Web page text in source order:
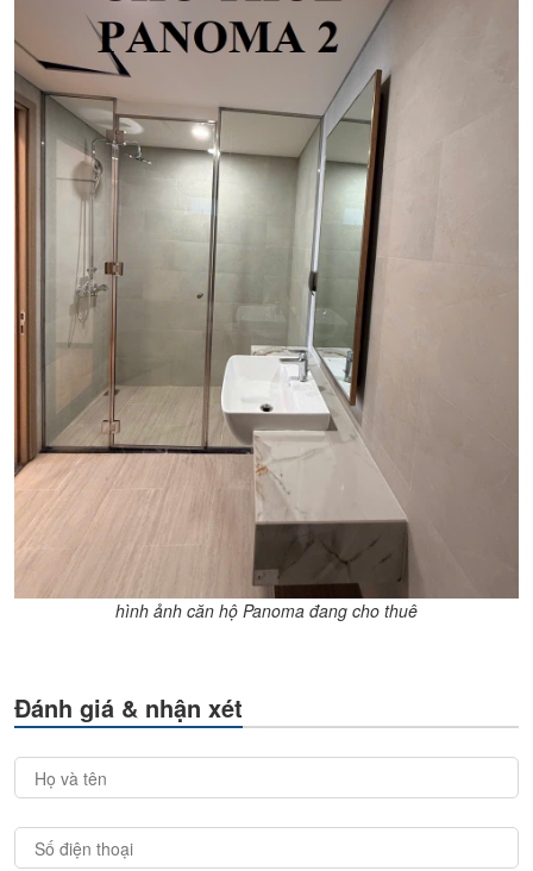
hình ảnh căn hộ Panoma đang cho thuê
Đánh giá & nhận xét